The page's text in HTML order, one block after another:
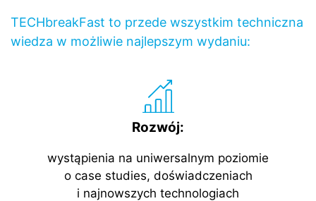
TECHbreakFast to przede wszystkim techniczna
wiedza w możliwie najlepszym wydaniu:
Rozwój:
wystąpienia na uniwersalnym poziomie
o case studies, doświadczeniach
i najnowszych technologiach